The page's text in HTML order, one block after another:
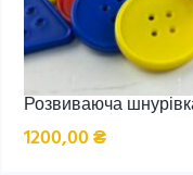
Розвиваюча
1200,00₴